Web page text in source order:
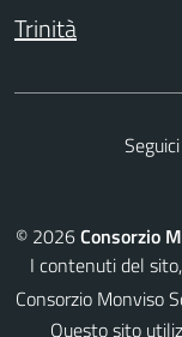
Trinità
© 2026Consorzio
I contenuti del
Consorzio Monviso
Questo sito